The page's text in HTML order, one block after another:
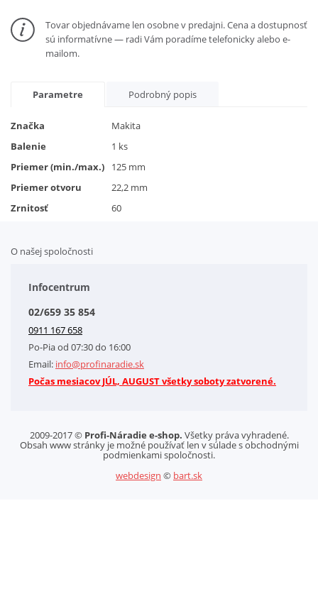
Tovar objednávame len osobne v predajni. Cena a dostupnosť
sú informatívne — radi Vám poradíme telefonicky alebo e-
mailom.
Parametre Podrobný popis
Značka
Makita
Balenie
1 ks
Priemer (min./max.)
125 mm
Priemer otvoru
22,2 mm
Zrnitosť
60
O našej spoločnosti
Obchodné podmienky
Kontakt
Letáky na stiahnutie
GDPR-Informácie o spracovaní osobných údajov HQ Tools, spol. s r. o.
Cookies
Infocentrum
02/659 35 854
0911 167 658
Po-Pia od 07:30 do 16:00
Email: info@profinaradie.sk
Počas mesiacov JÚL, AUGUST všetky soboty zatvorené.
2009-2017 © Profi-Náradie e-shop. Všetky práva vyhradené.
Obsah www stránky je možné používať len v súlade s obchodnými
podmienkami spoločnosti.
webdesign © bart.sk